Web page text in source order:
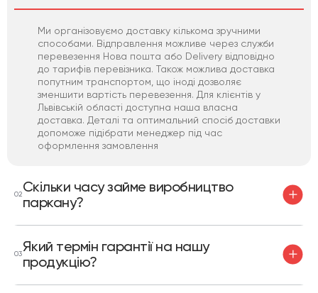
Ми організовуємо доставку кількома зручними
способами. Відправлення можливе через служби
перевезення Нова пошта або Delivery відповідно
до тарифів перевізника. Також можлива доставка
попутним транспортом, що іноді дозволяє
зменшити вартість перевезення. Для клієнтів у
Львівській області доступна наша власна
доставка. Деталі та оптимальний спосіб доставки
допоможе підібрати менеджер під час
оформлення замовлення
02Скільки часу займе виробництво
паркану?
03Який термін гарантії на нашу
продукцію?